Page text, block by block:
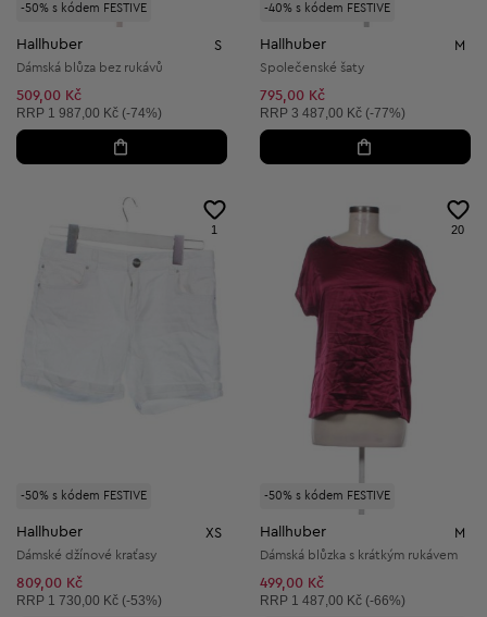
-50% s kódem FESTIVE
Hallhuber S
Dámská blůza bez rukávů
509,00 Kč
Doporučená cena:
RRP 1 987,00 Kč (-74%)
-40% s kódem FESTIVE
Hallhuber M
Společenské šaty
795,00 Kč
Doporučená cena:
RRP 3 487,00 Kč (-77%)
-50% s kódem FESTIVE
1
Hallhuber XS
Dámské džínové kraťasy
809,00 Kč
Doporučená cena:
RRP 1 730,00 Kč (-53%)
-50% s kódem FESTIVE
20
Hallhuber M
Dámská blůzka s krátkým rukávem
499,00 Kč
Doporučená cena:
RRP 1 487,00 Kč (-66%)